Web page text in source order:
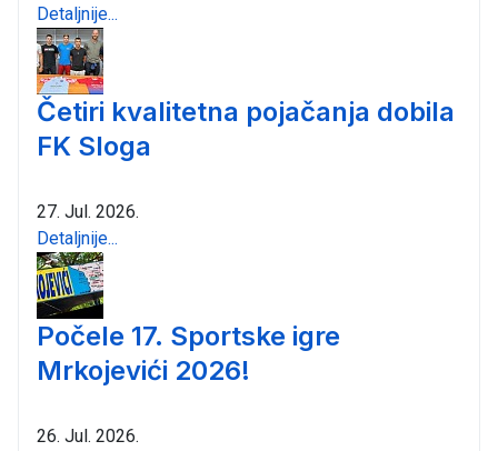
Detaljnije...
Četiri kvalitetna pojačanja dobila
FK Sloga
27. Jul. 2026.
Detaljnije...
Počele 17. Sportske igre
Mrkojevići 2026!
26. Jul. 2026.